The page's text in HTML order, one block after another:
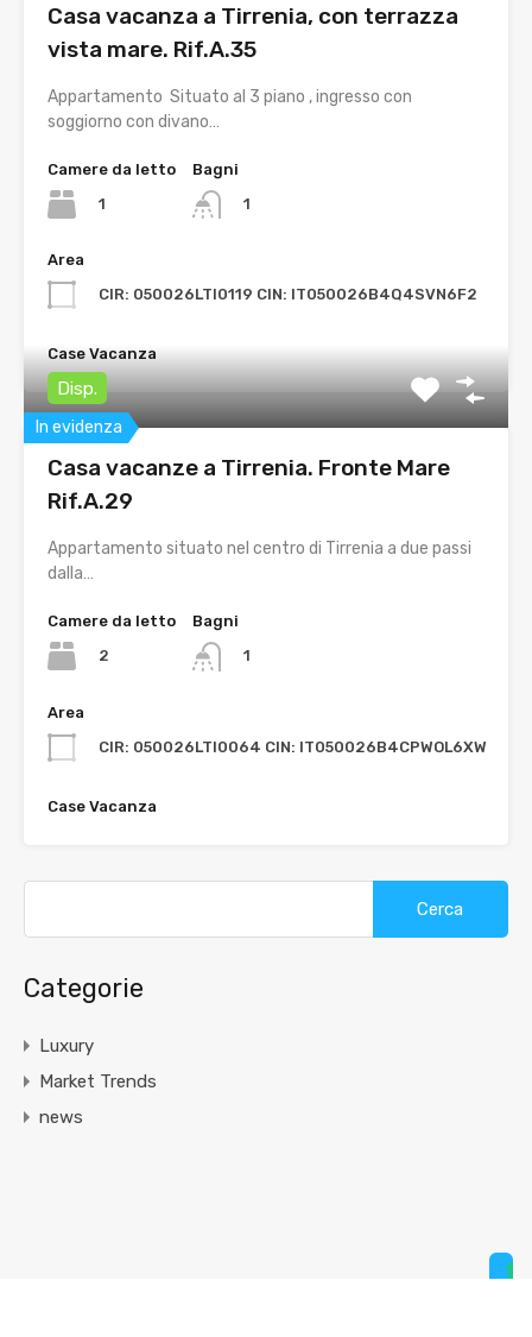
Casa vacanza a Tirrenia, con terrazza
vista mare. Rif.A.35
Appartamento Situato al 3 piano , ingresso con
soggiorno con divano…
Camere da letto
1
Bagni
1
Area
CIR: 050026LTI0119 CIN: IT050026B4Q4SVN6F2
Case Vacanza
In evidenza
Disp.
Casa vacanze a Tirrenia. Fronte Mare
Rif.A.29
Appartamento situato nel centro di Tirrenia a due passi
dalla…
Camere da letto
2
Bagni
1
Area
CIR: 050026LTI0064 CIN: IT050026B4CPWOL6XW
Case Vacanza
Categorie
Luxury
Market Trends
news